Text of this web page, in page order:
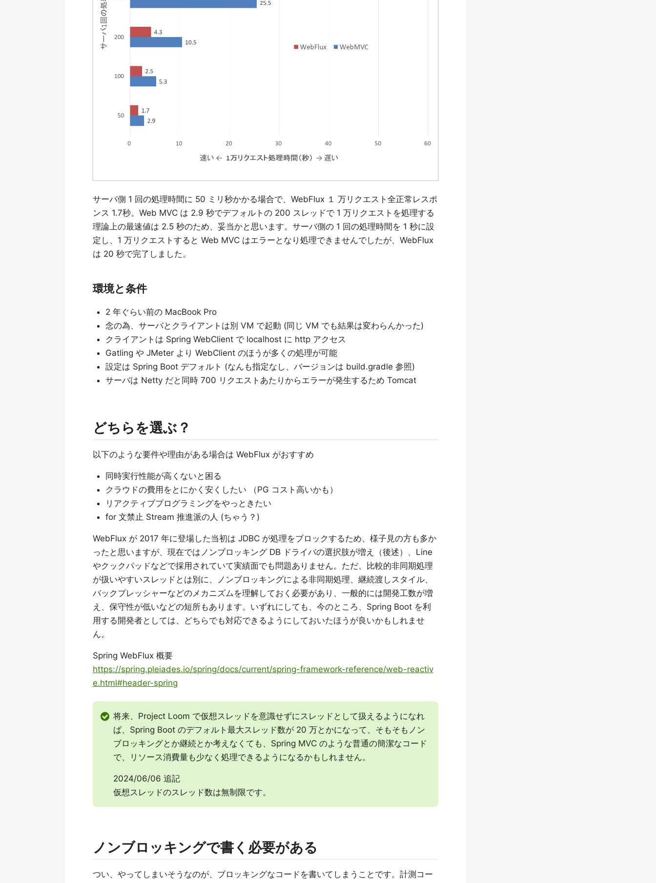
サーバ側 1 回の処理時間に 50 ミリ秒かかる場合で、WebFlux １ 万リクエスト全正常レスポ
ンス 1.7秒。Web MVC は 2.9 秒でデフォルトの 200 スレッドで 1 万リクエストを処理する
理論上の最速値は 2.5 秒のため、妥当かと思います。サーバ側の 1 回の処理時間を 1 秒に設
定し、1 万リクエストすると Web MVC はエラーとなり処理できませんでしたが、WebFlux
は 20 秒で完了しました。
環境と条件
2 年ぐらい前の MacBook Pro
念の為、サーバとクライアントは別 VM で起動 (同じ VM でも結果は変わらんかった)
クライアントは Spring WebClient で localhost に http アクセス
Gatling や JMeter より WebClient のほうが多くの処理が可能
設定は Spring Boot デフォルト (なんも指定なし、バージョンは build.gradle 参照)
サーバは Netty だと同時 700 リクエストあたりからエラーが発生するため Tomcat
どちらを選ぶ？
以下のような要件や理由がある場合は WebFlux がおすすめ
同時実行性能が高くないと困る
クラウドの費用をとにかく安くしたい （PG コスト高いかも）
リアクティブプログラミングをやっときたい
for 文禁止 Stream 推進派の人 (ちゃう？)
WebFlux が 2017 年に登場した当初は JDBC が処理をブロックするため、様子見の方も多か
ったと思いますが、現在ではノンブロッキング DB ドライバの選択肢が増え（後述）、Line
やクックパッドなどで採用されていて実績面でも問題ありません。ただ、比較的非同期処理
が扱いやすいスレッドとは別に、ノンブロッキングによる非同期処理、継続渡しスタイル、
バックプレッシャーなどのメカニズムを理解しておく必要があり、一般的には開発工数が増
え、保守性が低いなどの短所もあります。いずれにしても、今のところ、Spring Boot を利
用する開発者としては、どちらでも対応できるようにしておいたほうが良いかもしれませ
ん。
Spring WebFlux 概要
https://spring.pleiades.io/spring/docs/current/spring-framework-reference/web-reactiv
e.html#header-spring
将来、Project Loom で仮想スレッドを意識せずにスレッドとして扱えるようになれ
ば、Spring Boot のデフォルト最大スレッド数が 20 万とかになって、そもそもノン
ブロッキングとか継続とか考えなくても、Spring MVC のような普通の簡潔なコード
で、リソース消費量も少なく処理できるようになるかもしれません。
2024/06/06 追記
仮想スレッドのスレッド数は無制限です。
ノンブロッキングで書く必要がある
つい、やってしまいそうなのが、ブロッキングなコードを書いてしまうことです。計測コー